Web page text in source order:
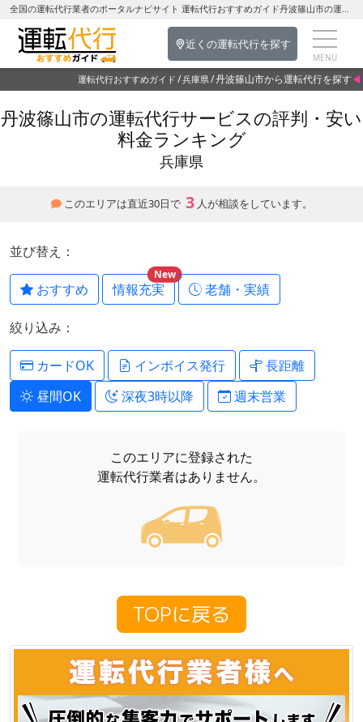
全国の運転代行業者のポータルナビサイト 運転代行おすすめガイド丹波篠山市の運転代行を探す-兵庫県の運転代行
近くの運転代行を探す
運転代行おすすめガイド 兵庫県 丹波篠山市から運転代行を探す
丹波篠山市の運転代行サービスの評判・安い
料金ランキング
兵庫県
このエリアは直近30日で 3 人が相談をしています。
並び替え：
おすすめ 情報充実
New
老舗・実績
絞り込み：
カードOK インボイス発行
長距離
昼間OK
深夜3時以降 週末営業
このエリアに登録された
運転代行業者はありません。
TOPに戻る